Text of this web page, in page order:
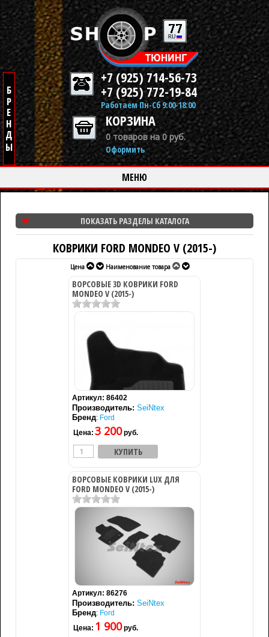
+7 (925) 714-56-73
+7 (925) 772-19-84
Работаем Пн-Сб 9:00-18:00
КОРЗИНА
0 товаров на 0 руб.
Оформить
МЕНЮ
ПОКАЗАТЬ РАЗДЕЛЫ КАТАЛОГА
КОВРИКИ FORD MONDEO V (2015-)
Цена Наименование товара
ВОРСОВЫЕ 3D КОВРИКИ FORD
MONDEO V (2015-)
Артикул: 86402
Производитель: SeiNtex
Бренд: Ford
Цена: 3 200руб.
ВОРСОВЫЕ КОВРИКИ LUX ДЛЯ
FORD MONDEO V (2015-)
Артикул: 86276
Производитель: SeiNtex
Бренд: Ford
Цена: 1 900руб.